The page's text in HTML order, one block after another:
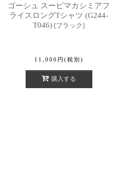
ゴーシュ スーピマカシミアフ
ライスロングTシャツ (G244-
T046) [ブラック]
11,000 円 (税別)
購入する